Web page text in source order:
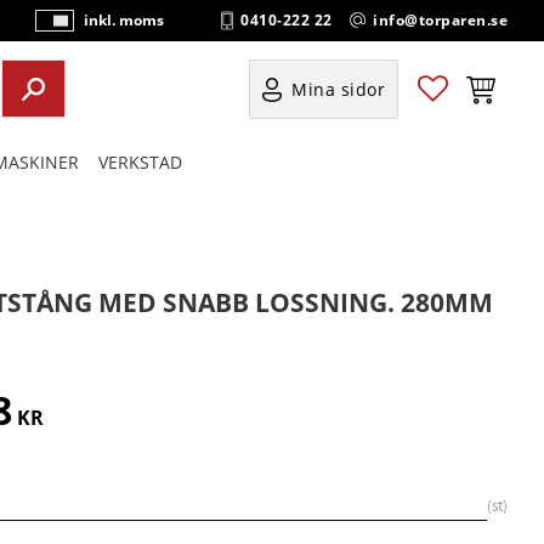
P
ri
s
e
vi
inkl. moms 0410-222 22 info@torparen.se
Mina sidor Favoriter
VERKSTAD
MED SNABB LOSSNING. 280MM
KR
st